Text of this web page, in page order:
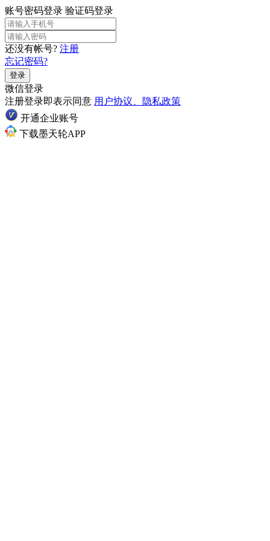
账号密码登录 验证码登录
还没有帐号? 注册
忘记密码?
登录
微信登录
注册登录即表示同意 用户协议、隐私政策
开通企业账号
下载墨天轮APP